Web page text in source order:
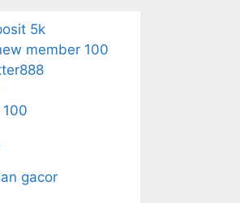
5k
member 100
gacor